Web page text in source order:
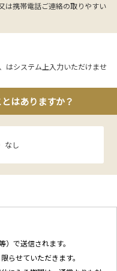
は携帯電話ご連絡の取りやすい
はシステム上入力いただけませ
はありますか？
なし
で送信されます。
らせていただきます。